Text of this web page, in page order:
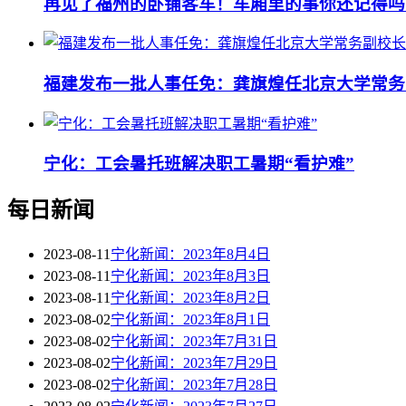
福建发布一批人事任免：龚旗煌任北京大学常
宁化：工会暑托班解决职工暑期“看护难”
每日新闻
2023-08-11 宁化新闻：2023年8月4日
2023-08-11 宁化新闻：2023年8月3日
2023-08-11 宁化新闻：2023年8月2日
2023-08-02宁化新闻：2023年8月1日
2023-08-02宁化新闻：2023年7月31日
2023-08-02宁化新闻：2023年7月29日
2023-08-02宁化新闻：2023年7月28日